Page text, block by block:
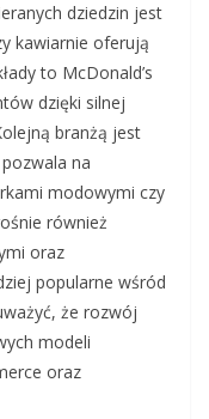
dziedzin jest
kawiarnie oferują
to McDonald’s
dzięki silnej
branżą jest
na
modowymi czy
również
oraz
popularne wśród
że rozwój
modeli
oraz